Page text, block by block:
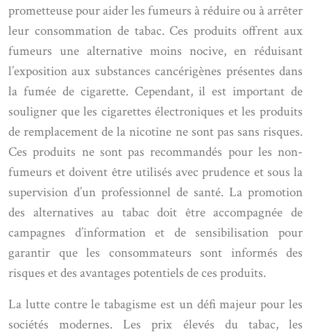
prometteuse pour aider les fumeurs à réduire ou à arrêter
leur consommation de tabac. Ces produits offrent aux
fumeurs une alternative moins nocive, en réduisant
l’exposition aux substances cancérigènes présentes dans
la fumée de cigarette. Cependant, il est important de
souligner que les cigarettes électroniques et les produits
de remplacement de la nicotine ne sont pas sans risques.
Ces produits ne sont pas recommandés pour les non-
fumeurs et doivent être utilisés avec prudence et sous la
supervision d’un professionnel de santé. La promotion
des alternatives au tabac doit être accompagnée de
campagnes d’information et de sensibilisation pour
garantir que les consommateurs sont informés des
risques et des avantages potentiels de ces produits.
La lutte contre le tabagisme est un défi majeur pour les
sociétés modernes. Les prix élevés du tabac, les